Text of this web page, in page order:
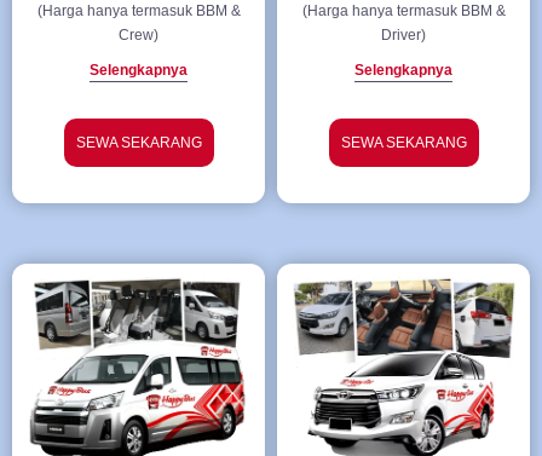
(Harga hanya termasuk BBM &
Crew)
Selengkapnya
SEWA SEKARANG
(Harga hanya termasuk BBM &
Driver)
Selengkapnya
SEWA SEKARANG